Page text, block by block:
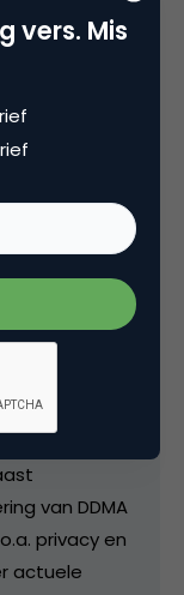
bij
aansturen van
onze
van
Samen
dat de
zijn van de
van DDMA
privacy en
actuele
vers. Mis